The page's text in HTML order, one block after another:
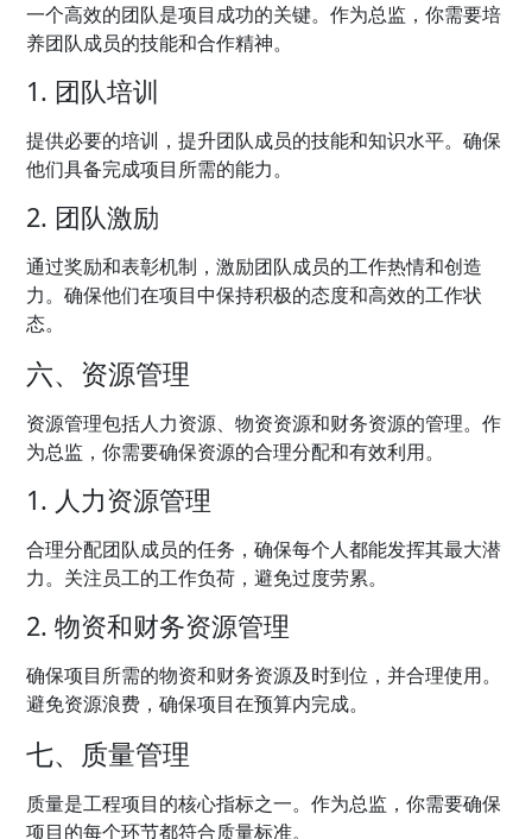
一个高效的团队是项目成功的关键。作为总监，你需要培
养团队成员的技能和合作精神。
1. 团队培训
提供必要的培训，提升团队成员的技能和知识水平。确保
他们具备完成项目所需的能力。
2. 团队激励
通过奖励和表彰机制，激励团队成员的工作热情和创造
力。确保他们在项目中保持积极的态度和高效的工作状
态。
六、资源管理
资源管理包括人力资源、物资资源和财务资源的管理。作
为总监，你需要确保资源的合理分配和有效利用。
1. 人力资源管理
合理分配团队成员的任务，确保每个人都能发挥其最大潜
力。关注员工的工作负荷，避免过度劳累。
2. 物资和财务资源管理
确保项目所需的物资和财务资源及时到位，并合理使用。
避免资源浪费，确保项目在预算内完成。
七、质量管理
质量是工程项目的核心指标之一。作为总监，你需要确保
项目的每个环节都符合质量标准。